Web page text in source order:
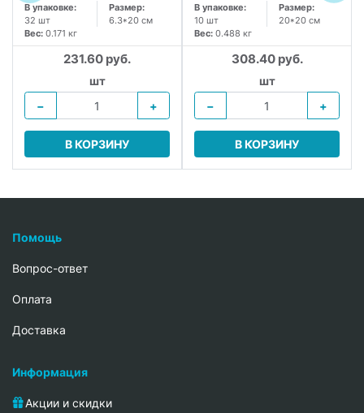
В упаковке:
32 шт
Размер:
6.3*20 см
Вес: 0.171 кг
231.60 руб.
шт
−
+
В КОРЗИНУ
В упаковке:
10 шт
Размер:
20*20 см
Вес: 0.488 кг
308.40 руб.
шт
−
+
В КОРЗИНУ
Помощь
Вопрос-ответ
Oплата
Доставка
Информация
Акции и скидки